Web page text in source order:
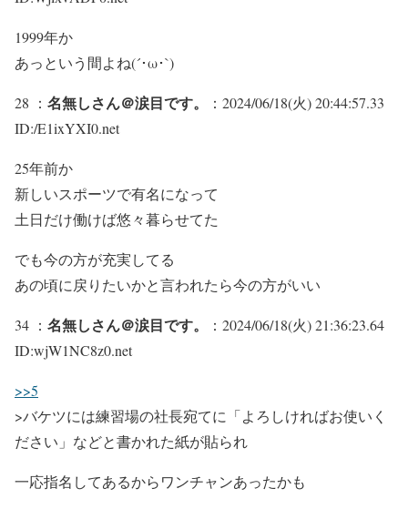
1999年か
あっという間よね(´･ω･`)
28 ： 名無しさん＠涙目です。
：2024/06/18(火) 20:44:57.33
ID:/E1ixYXI0.net
25年前か
新しいスポーツで有名になって
土日だけ働けば悠々暮らせてた
でも今の方が充実してる
あの頃に戻りたいかと言われたら今の方がいい
34 ： 名無しさん＠涙目です。
：2024/06/18(火) 21:36:23.64
ID:wjW1NC8z0.net
>>5
>バケツには練習場の社長宛てに「よろしければお使いく
ださい」などと書かれた紙が貼られ
一応指名してあるからワンチャンあったかも